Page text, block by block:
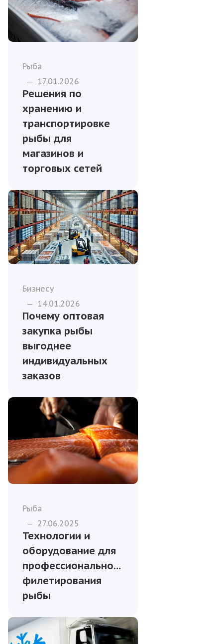
Рыба
— 17.01.2026
Решения по
хранению и
транспортировке
рыбы для
магазинов и
торговых сетей
Бизнесу
— 14.01.2026
Почему оптовая
закупка рыбы
выгоднее
индивидуальных
заказов
Рыба
— 27.06.2025
Технологии и
оборудование для
профессионального
филетирования
рыбы